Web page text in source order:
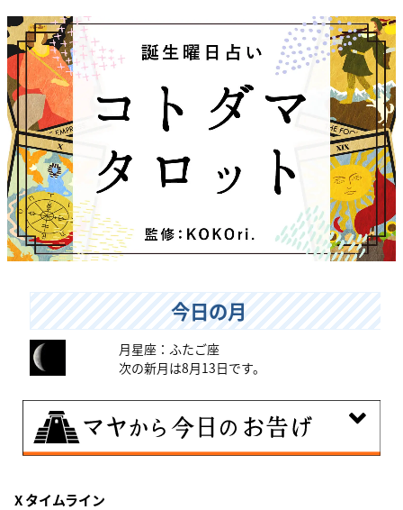
今日の月
月星座：ふたご座
次の新月は8月13日です。
興味のある分野で、熟練を志す日。なんとなくではな
X タイムライン